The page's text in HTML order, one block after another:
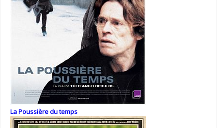
La Poussière du temps